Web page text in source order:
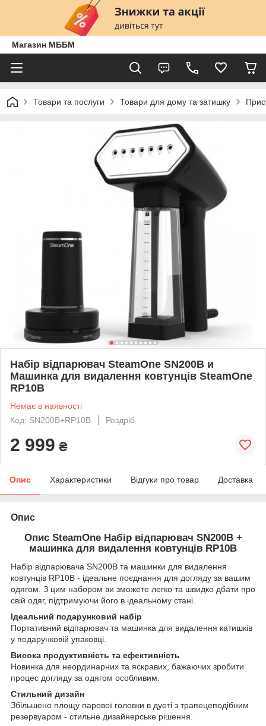
Магазин МББМ
Товари та послуги Товари для дому та затишку
Набір відпарювач SteamOne SN200B и
Машинка для видалення ковтунців SteamOne
RP10B
Немає в наявності
Код: SN200B+RP10B
Роздріб
2 999 ₴
Опис Характеристики Відгуки про товар Доставка
Опис
Опис SteamOne Набір відпарювач SN200B +
машинка для видалення ковтунців RP10B
Набір відпарювача SN200B та машинки для видалення
ковтунців RP10B - ідеальне поєднання для догляду за вашим
одягом. З цим набором ви зможете легко та швидко дбати про
свій одяг, підтримуючи його в ідеальному стані.
Ідеальний подарунковий набір
Портативний відпарювач та машинка для видалення катишків
у подарунковій упаковці.
Висока продуктивність та ефективність
Новинка для неординарних та яскравих, бажаючих зробити
процес догляду за одягом особливим.
Стильний дизайн
Збільшено площу парової головки в дуеті з трапецеподібним
резервуаром - стильне дизайнерське рішення.